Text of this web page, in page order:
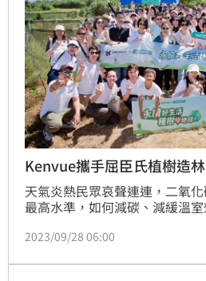
Kenvue攜手屈臣氏植樹造
天氣炎熱民眾哀聲連連，二氧
最高水準，如何減碳、減緩溫
樹愛地球」活動，一起植樹造林
品，即可透過本次活動為地球
2023/09/28 06:00